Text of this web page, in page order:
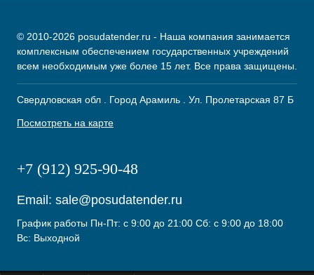
© 2010-2026 posudatender.ru - Наша компания занимается
комплексным обеспечением государственных учреждений
всем необходимым уже более 15 лет. Все права защищены.
Свердловская обл . Город Арамиль . Ул. Пролетарская 87 Б
Посмотреть на карте
+7 (912) 925-90-48
Email: sale@posudatender.ru
График работы Пн-Пт: с 9:00 до 21:00 Сб: с 9:00 до 18:00
Вс: Выходной